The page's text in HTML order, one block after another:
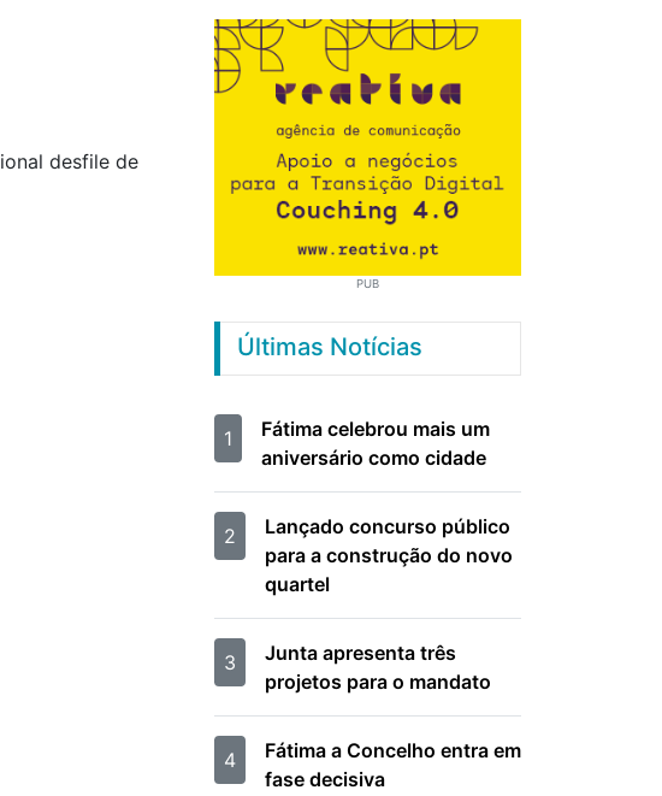
desfile de
PUB
Últimas Notícias
1
Fátima celebrou mais um
aniversário como cidade
2
Lançado concurso público
para a construção do novo
quartel
3
Junta apresenta três
projetos para o mandato
4
Fátima a Concelho entra em
fase decisiva